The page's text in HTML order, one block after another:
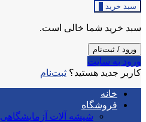
سبد خرید
سبد خرید شما خالی است.
ورود / ثبت‌نام
ورود به سایت
کاربر جدید هستید؟ ثبت‌نام
خانه
فروشگاه
شیشه آلات آزمایشگاهی